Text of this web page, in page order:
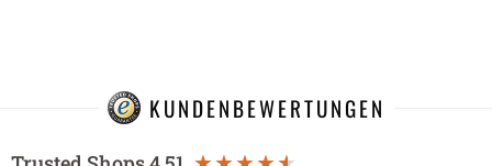
KUNDENBEWERTUNGEN